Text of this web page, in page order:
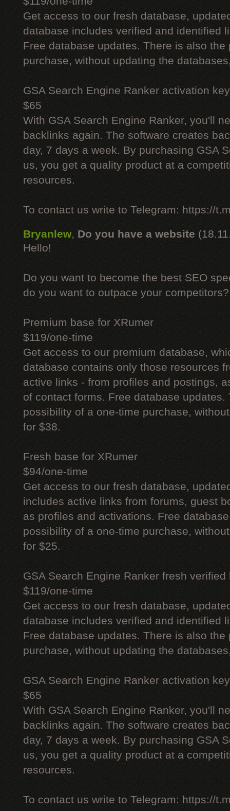
Get access to our fresh database,
database includes verified and identified
Free database updates. There is also
purchase, without updating the
GSA Search Engine Ranker activation key
$65
With GSA Search Engine Ranker, you'll
backlinks again. The software creates
day, 7 days a week. By purchasing GSA
us, you get a quality product at a
resources.
To contact us write to Telegram: https://
Bryanlew, Do you have a website
Hello!
Do you want to become the best SEO
do you want to outpace your competitors?
Premium base for XRumer
$119/one-time
Get access to our premium database,
database contains only those resources
active links - from profiles and postings,
of contact forms. Free database updates.
possibility of a one-time purchase,
for $38.
Fresh base for XRumer
$94/one-time
Get access to our fresh database,
includes active links from forums, guest
as profiles and activations. Free
possibility of a one-time purchase,
for $25.
GSA Search Engine Ranker fresh verified
$119/one-time
Get access to our fresh database,
database includes verified and identified
Free database updates. There is also
purchase, without updating the
GSA Search Engine Ranker activation key
$65
With GSA Search Engine Ranker, you'll
backlinks again. The software creates
day, 7 days a week. By purchasing GSA
us, you get a quality product at a
resources.
To contact us write to Telegram: https://